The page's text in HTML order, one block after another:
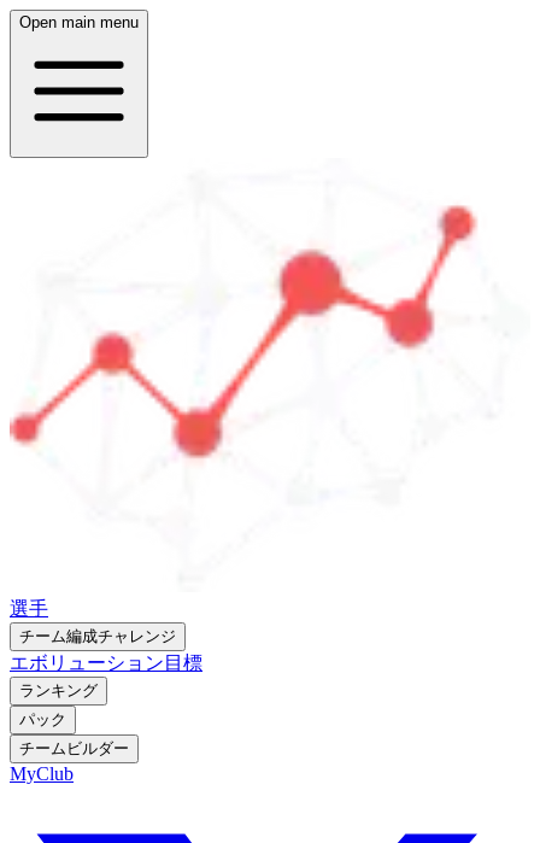
Open main menu
選手
チーム編成チャレンジ
エボリューション 目標
ランキング
パック
チームビルダー
MyClub